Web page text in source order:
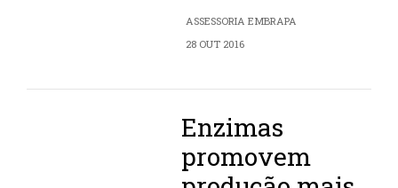
ASSESSORIA EMBRAPA
28 OUT 2016
Enzimas
promovem